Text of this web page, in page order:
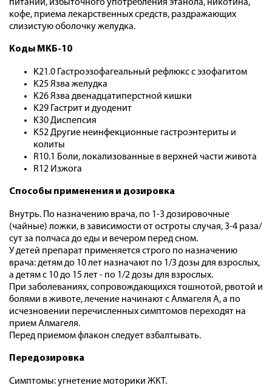
питании, избыточного употребления этанола, никотина,
кофе, приема лекарственных средств, раздражающих
слизистую оболочку желудка.
Коды МКБ-10
K21.0 Гастроэзофагеальный рефлюкс с эзофагитом
K25 Язва желудка
K26 Язва двенадцатиперстной кишки
K29 Гастрит и дуоденит
K30 Диспепсия
K52 Другие неинфекционные гастроэнтериты и
колиты
R10.1 Боли, локализованные в верхней части живота
R12 Изжога
Способы применения и дозировка
Внутрь. По назначению врача, по 1-3 дозировочные
(чайные) ложки, в зависимости от остроты случая, 3-4 раза/
сут за полчаса до еды и вечером перед сном.
У детей препарат применяется строго по назначению
врача: детям до 10 лет назначают по 1/3 дозы для взрослых,
а детям с 10 до 15 лет - по 1/2 дозы для взрослых.
При заболеваниях, сопровождающихся тошнотой, рвотой и
болями в животе, лечение начинают с Алмагеля А, а по
исчезновении перечисленных симптомов переходят на
прием Алмагеля.
Перед приемом флакон следует взбалтывать.
Передозировка
Симптомы: угнетение моторики ЖКТ.